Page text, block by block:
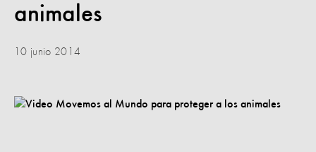
animales
10 junio 2014